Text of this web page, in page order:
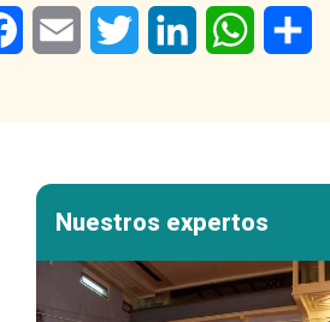
FacebookEmail Twitter LinkedIn WhatsApp
Nuestros expertos